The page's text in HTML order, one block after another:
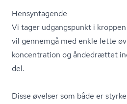
Hensyntagende
Vi tager udgangspunkt i
vil gennemgå med enkle lette
koncentration og åndedrættet
del.
Disse øvelser som både er